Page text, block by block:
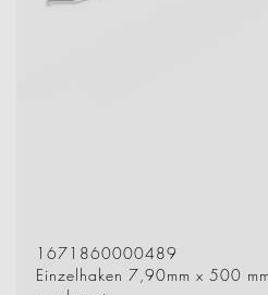
1671860000489
Einzelhaken 7,90mm x 500